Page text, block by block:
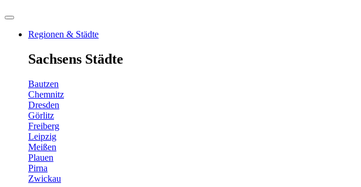
Regionen & Städte
Sachsens Städte
Bautzen
Chemnitz
Dresden
Görlitz
Freiberg
Leipzig
Meißen
Plauen
Pirna
Zwickau